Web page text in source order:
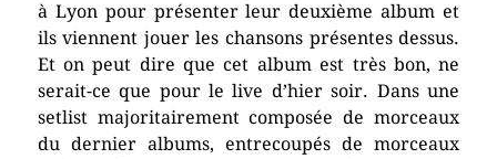
à Lyon pour présenter leur deuxième album et
ils viennent jouer les chansons présentes dessus.
Et on peut dire que cet album est très bon, ne
serait-ce que pour le live d’hier soir. Dans une
setlist majoritairement composée de morceaux
du dernier albums, entrecoupés de morceaux